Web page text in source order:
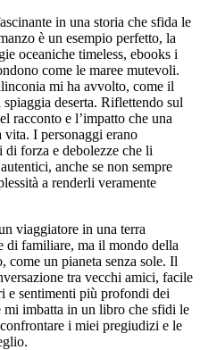
in una storia che sfida le
è un esempio perfetto, la
oceaniche timeless, ebooks i
come le maree mutevoli.
mi ha avvolto, come il
deserta. Riflettendo sul
racconto e l’impatto che una
vita. I personaggi erano
forza e debolezze che li
anche se non sempre
a renderli veramente
viaggiatore in una terra
di familiare, ma il mondo della
come un pianeta senza sole. Il
tra vecchi amici, facile
e sentimenti più profondi dei
mi imbatta in un libro che sfidi le
i miei pregiudizi e le